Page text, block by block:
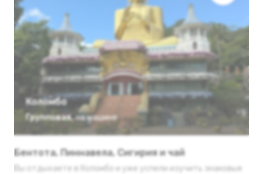
Коломбо
Групповая, на машине
Бентота, Пиннавела, Сигирия и чай
Вы отдыхаете в Коломбо и уже успели изучить знаковые